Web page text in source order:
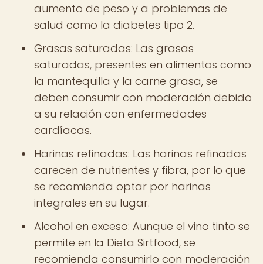
aumento de peso y a problemas de
salud como la diabetes tipo 2.
Grasas saturadas: Las grasas
saturadas, presentes en alimentos como
la mantequilla y la carne grasa, se
deben consumir con moderación debido
a su relación con enfermedades
cardíacas.
Harinas refinadas: Las harinas refinadas
carecen de nutrientes y fibra, por lo que
se recomienda optar por harinas
integrales en su lugar.
Alcohol en exceso: Aunque el vino tinto se
permite en la Dieta Sirtfood, se
recomienda consumirlo con moderación